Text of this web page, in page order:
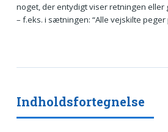
noget, der entydigt viser retningen
– f.eks. i sætningen: “Alle vejskilte peger
Indholdsfortegnelse